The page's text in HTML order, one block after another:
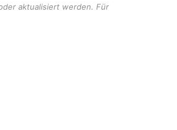
aktualisiert werden. Für